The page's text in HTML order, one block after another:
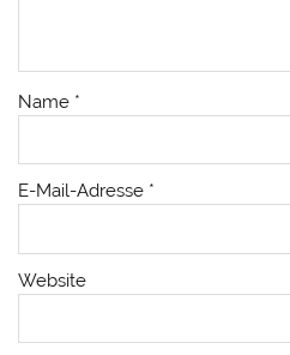
Name *
E-Mail-Adresse *
Website